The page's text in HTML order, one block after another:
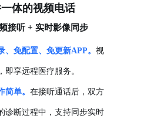
体的视频电话
接听 + 实时影像同步
、免配置、免更新APP。 视
即享远程医疗服务。
简单。 在接听通话后，双方
诊断过程中，支持同步实时